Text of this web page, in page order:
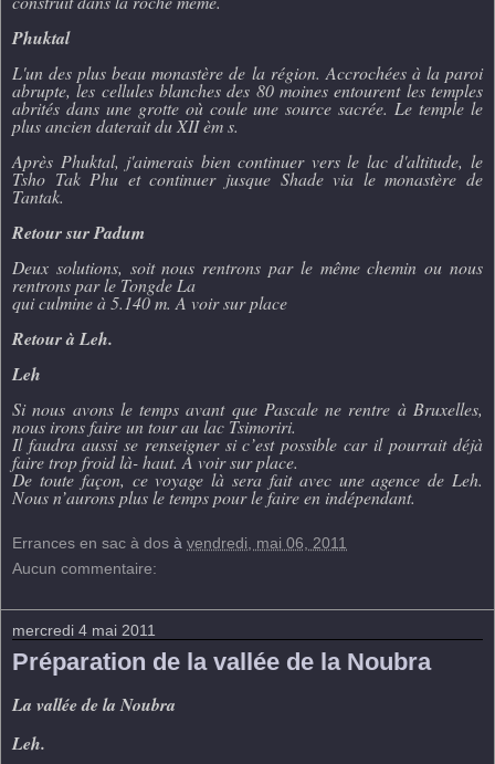
Phuktal
L'un des plus beau monastère de la région. Accrochées à la paroi
abrupte, les cellules blanches des 80 moines entourent les temples
abrités dans une grotte où coule une source sacrée. Le temple le
plus ancien daterait du XII èm s.
Après Phuktal, j'aimerais bien continuer vers le lac d'altitude, le
Tsho Tak Phu et continuer jusque Shade via le monastère de
Tantak.
Retour sur Padum
Deux solutions, soit nous rentrons par le même chemin ou nous
rentrons par le Tongde La
qui culmine à 5.140 m. A voir sur place
Retour à Leh.
Leh
Si nous avons le temps avant que Pascale ne rentre à Bruxelles,
nous irons faire un tour au lac Tsimoriri.
Il faudra aussi se renseigner si c’est possible car il pourrait déjà
faire trop froid là- haut. A voir sur place.
De toute façon, ce voyage là sera fait avec une agence de Leh.
Nous n’aurons plus le temps pour le faire en indépendant.
Errances en sac à dos à vendredi, mai 06, 2011
Aucun commentaire:
mercredi 4 mai 2011
Préparation de la vallée de la Noubra
La vallée de la Noubra
Leh.